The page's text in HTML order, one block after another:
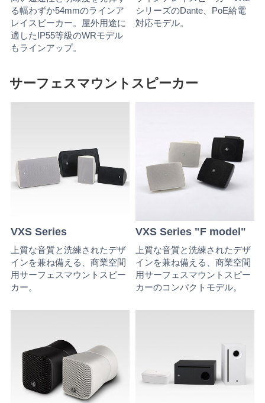
る幅わずか54mmのラインア
レイスピーカー。屋外用途に
適したIP55等級のWRモデル
もラインアップ。
シリーズのDante、PoE給電
対応モデル。
サーフェスマウントスピーカー
VXS Series
上質な音質と洗練されたデザ
インを兼ね備える、商業空間
用サーフェスマウントスピー
カー。
VXS Series "F model"
上質な音質と洗練されたデザ
インを兼ね備える、商業空間
用サーフェスマウントスピー
カーのコンパクトモデル。